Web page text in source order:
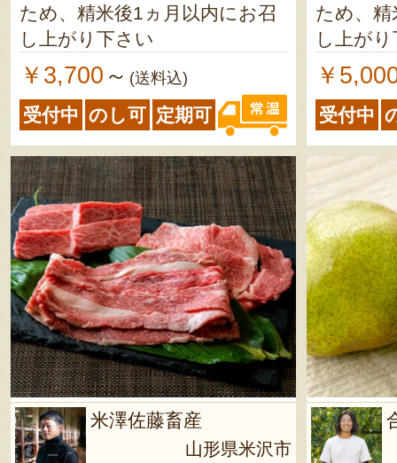
ため、精米後1ヵ月以内にお召
し上がり下さい
￥3,700 ～ (送料込)
受付中 のし可 定期可
ため、
し上が
￥
受付中
米澤佐藤畜産
山形県米沢市